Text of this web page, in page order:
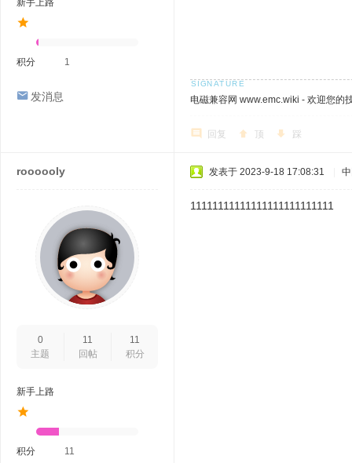
新手上路
积分 1
发消息 电磁兼容网 www.emc.wiki - 欢迎您的
回复 顶 踩
roooooly
0
主题
11
回帖
11
积分
新手上路
积分 11
发表于 2023-9-18 17:08:31
11111111111111111111111111